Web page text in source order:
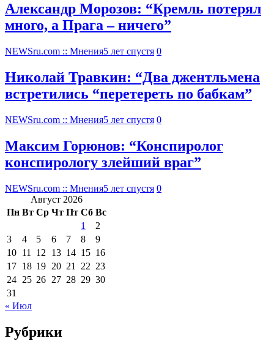
Александр Морозов: “Кремль потерял
много, а Прага – ничего”
NEWSru.com :: Мнения5 лет спустя 0
Николай Травкин: “Два джентльмена
встретились “перетереть по бабкам”
NEWSru.com :: Мнения5 лет спустя 0
Максим Горюнов: “Конспиролог
конспирологу злейший враг”
NEWSru.com :: Мнения5 лет спустя 0
Август 2026
Пн Вт Ср Чт Пт Сб Вс
1
2
3
4 5 6 7 8
9
10 11 12 13 14 15 16
17 18 19 20 21 22 23
24 25 26 27 28 29 30
31
« Июл
Рубрики